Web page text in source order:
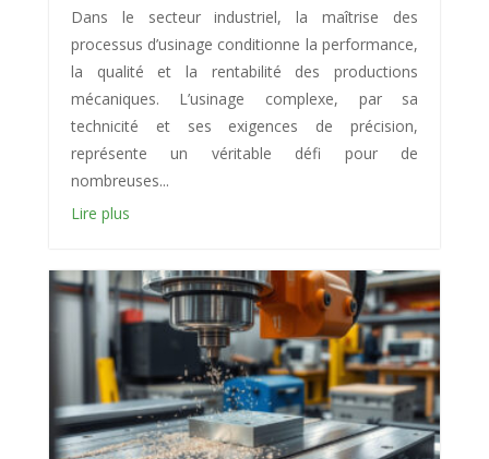
Dans le secteur industriel, la maîtrise des
processus d’usinage conditionne la performance,
la qualité et la rentabilité des productions
mécaniques. L’usinage complexe, par sa
technicité et ses exigences de précision,
représente un véritable défi pour de
nombreuses...
Lire plus